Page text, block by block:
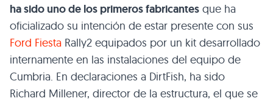
ha sido uno de los primeros fabricantes que ha
oficializado su intención de estar presente con sus
Ford Fiesta Rally2 equipados por un kit desarrollado
internamente en las instalaciones del equipo de
Cumbria. En declaraciones a DirtFish, ha sido
Richard Millener, director de la estructura, el que se